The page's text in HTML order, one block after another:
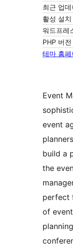
최근 업데
활성 설치
워드프레
PHP 버전
테마 홈페
Event
event
build a
the
perfect
of